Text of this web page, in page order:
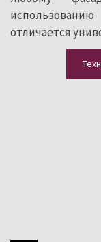
отличается